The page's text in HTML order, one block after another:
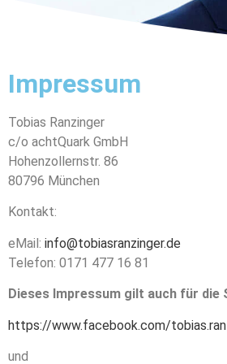
Impressum
Tobias Ranzinger
c/o achtQuark GmbH
Hohenzollernstr. 86
80796 München
Kontakt:
eMail: info@tobiasranzinger.de
Telefon: 0171 477 16 81
Dieses Impressum gilt auch für die
https://www.facebook.com/
und